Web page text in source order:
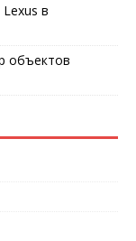
в
объектов